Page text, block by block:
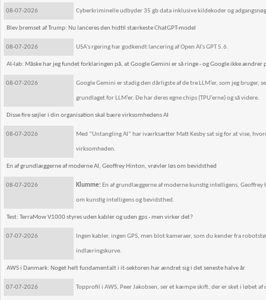
08-07-2026 Cyberkriminelle udbyder 35 gb data inklusive kildekoder og
Blev bremset af Trump: Nu lanceres den hidtil stærkeste ChatGPT-model
08-07-2026 USA's rgering har godkendt lancering af Open AI's GPT 5.6.
AI-lab: Måske har jeg fundet forklaringen på, at Google Gemini er så ringe - og Google ikke ændrer
08-07-2026 Google Gemini er stadig den dårligste af de tre LLM’er, som jeg
grundlaget for LLM’er. De har deres egne chips (TPU’erne) og så videre.
Disse fire søjler i din organisation skal bære virksomhedens AI
08-07-2026 Med ”Untangling AI” har iværksætter Matt Kesby sat sig for at vise,
virksomheden.
En af grundlæggerne af moderne AI, Geoffrey Hinton, vrøvler løs om bevidsthed
08-07-2026 Klumme: En af grundlæggerne af moderne kunstig intelligens,
om kunstig intelligens og bevidsthed.
Test: TerraMow V1000 styres uden kabler og uden gps - men virker det?
07-07-2026 Ingen kabler, ingen GPS, men blot kameraer, som du kender fra
indlæringskurve.
AWS i Danmark: Noget helt fundamentalt i it-sektoren har ændret sig i det seneste halve år
07-07-2026 Topprofil i AWS, Peer Jakobsen, ser et kæmpe skift, der er sket i løbet af